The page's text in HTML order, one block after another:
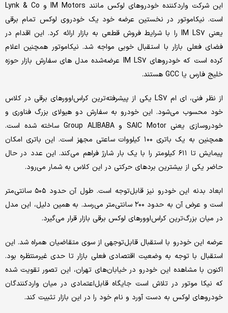
این شرکت واردکننده خودروهای لوکس مانند IM Motors و Lynk & Co
است. نیکاموتور در نخستین عرضه خود یک خودروی لوکس تمام ‌برقی
یعنی IM LS۷ را با شرایط فروش قطعی به بازار ارائه کرد. این اقدام در
فضای فعلی بازار با استقبال خوبی مواجه شد. نیکاموتور همچنین اعلام
کرده است که خودروهای IM LS۷ عرضه‌شده مدل های سفارش بازار حوزه
خلیج فارس یا GCC هستند.
از نظر فنی، ای ام LS۷ یکی از پیشرفته‌ترین کراس‌اوورهای برقی در کلاس
خود محسوب می‌شود. این خودرو به سفارش دو هیولای بزرگ فناوری و
خودروسازی یعنی SAIC Motor و Group ALIBABA ساخته شده است.
همچنین به یک باتری ۱۰۰ کیلووات‌ ساعتی مجهز است. این باتری امکان
پیمایش تا ۶۱۱ کیلومتر را با یک بار شارژ فراهم می‌کند. این عدد در حال
حاضر یکی از بیشترین بردهای حرکتی در این کلاس به شمار می‌رود.
ابعاد بدنه این خودرو نیز قابل‌توجه است. طول آن حدود ۵۰۵ سانتی‌متر
است و عرض آن به حدود ۲۰۰ سانتی‌متر می‌رسد. به همین دلیل، این مدل
در میان بزرگ‌ترین کراس‌اوورهای لوکس برقی بازار قرار می‌گیرد.
عرضه این خودرو با استقبال قابل‌توجهی از سوی متقاضیان همراه شد. این
استقبال با توجه به وضعیت اقتصادی فعلی بازار تا حدی غیرمنتظره بود.
اکنون با مشاهده این خودرو در خیابان‌های تهران، این تصور تقویت شده
که نیکا موتور در تلاش است جایگاه قابل‌اعتمادی در میان واردکنندگان
خودروهای لوکس به دست آورد و نام خود را در این بازار تثبیت کند.